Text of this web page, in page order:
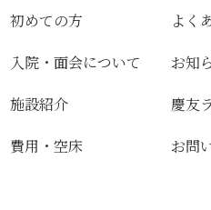
初めての方
入院・面会について
施設紹介
費用・空床
よく
お知
慶友
お問